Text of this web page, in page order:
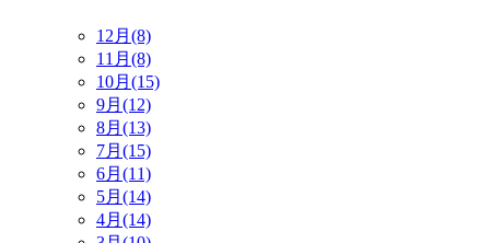
12月(8)
11月(8)
10月(15)
9月(12)
8月(13)
7月(15)
6月(11)
5月(14)
4月(14)